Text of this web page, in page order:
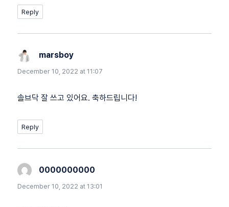
Reply
marsboy
December 10, 2022 at 11:07
솔브닥 잘 쓰고 있어요. 축하드립니다!
Reply
0000000000
December 10, 2022 at 13:01